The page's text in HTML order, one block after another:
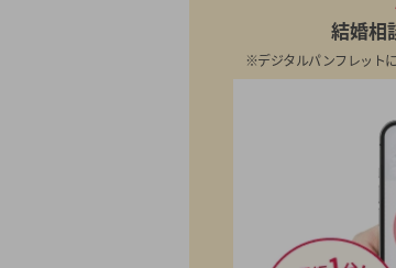
結婚相
※デジタルパンフレット